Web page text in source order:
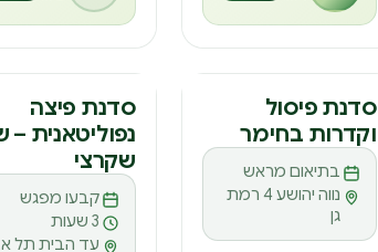
ס
סדנת פיסול
וקדרות בחימר
בתיאום מראש
נווה יהושע 4 רמת
גן
ס
סדנת פיצה
נפוליטאנית –
שקרצי
קבעו מפגש
3 שעות
עד הבית תל